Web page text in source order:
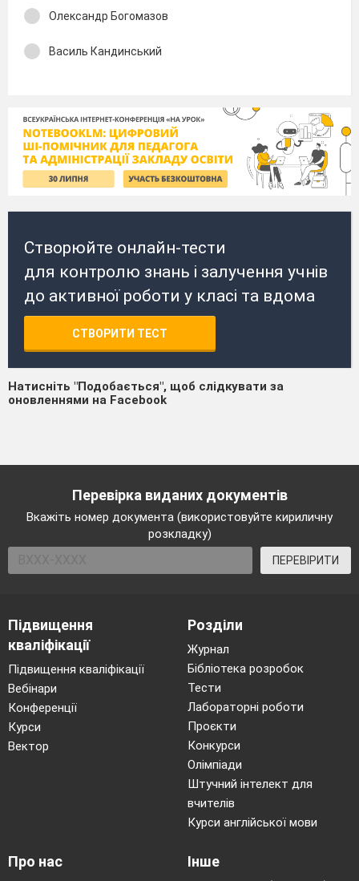
Олександр Богомазов
Василь Кандинський
Створюйте онлайн-тести
для контролю знань і залучення учнів
до активної роботи у класі та вдома
СТВОРИТИ ТЕСТ
Натисніть "Подобається", щоб слідкувати за
оновленнями на Facebook
Перевірка виданих документів
Вкажіть номер документа (використовуйте кириличну
розкладку)
ПЕРЕВІРИТИ
Підвищення
кваліфікації
Підвищення кваліфікації
Вебінари
Конференції
Курси
Вектор
Розділи
Журнал
Бібліотека розробок
Тести
Лабораторні роботи
Проєкти
Конкурси
Олімпіади
Штучний інтелект для
вчителів
Курси англійської мови
Про нас Інше